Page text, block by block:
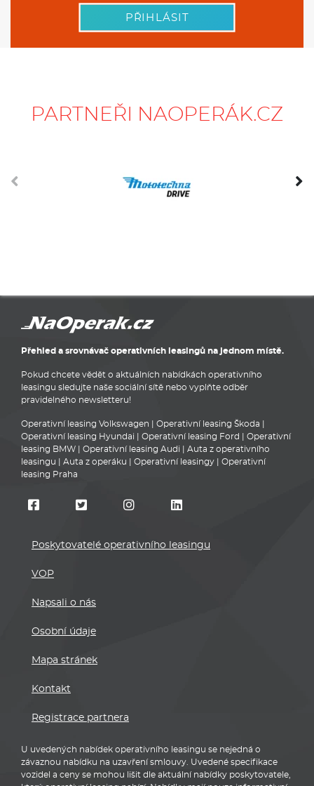
PŘIHLÁSIT
PARTNEŘI NAOPERÁK.CZ
Přehled a srovnávač operativních leasingů na jednom místě.
Pokud chcete vědět o aktuálních nabídkách operativního
leasingu sledujte naše sociální sítě nebo vyplňte odběr
pravidelného newsletteru!
Operativní leasing Volkswagen Operativní leasing Škoda
Operativní leasing Hyundai
Operativní leasing Ford
Operativní
leasing BMW
Operativní leasing Audi
Auta z operativního
leasingu
Auta z operáku Operativní leasingy
Operativní
leasing Praha
Poskytovatelé operativního leasingu
VOP
Napsali o nás
Osobní údaje
Mapa stránek
Kontakt
Registrace partnera
U uvedených nabídek operativního leasingu se nejedná o
závaznou nabídku na uzavření smlouvy. Uvedené specifikace
vozidel a ceny se mohou lišit dle aktuální nabídky poskytovatele,